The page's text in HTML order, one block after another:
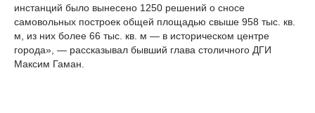
инстанций было вынесено 1250 решений о сносе
самовольных построек общей площадью свыше 958 тыс. кв.
м, из них более 66 тыс. кв. м — в историческом центре
города», — рассказывал бывший глава столичного ДГИ
Максим Гаман.